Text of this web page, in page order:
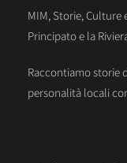
MIM, Storie, Culture
Principato e la
Raccontiamo storie
personalità locali